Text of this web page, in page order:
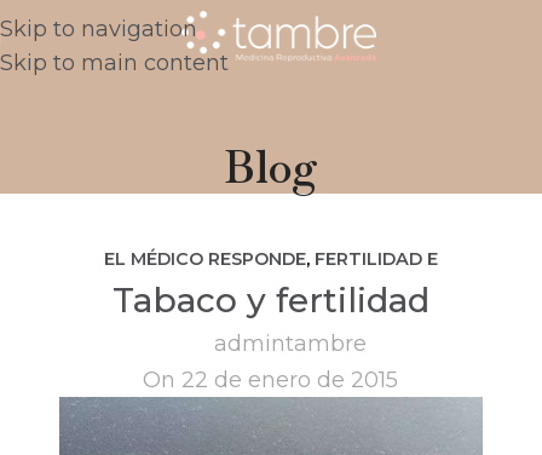
Skip to navigation
Skip to main content
Blog
EL MÉDICO RESPONDE, FERTILIDAD E
INFERTILIDAD,PREGUNTAS FRECUENTES
Tabaco y fertilidad
admintambre
On 22 de enero de 2015